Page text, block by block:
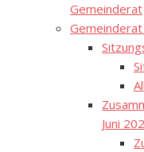
Gemeinderat
Juni